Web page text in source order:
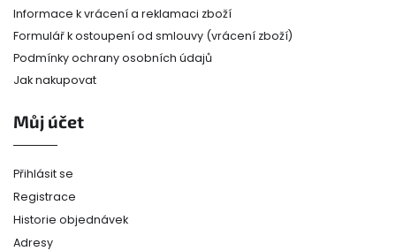
Informace k vrácení a reklamaci zboží
Formulář k ostoupení od smlouvy (vrácení zboží)
Podmínky ochrany osobních údajů
Jak nakupovat
Můj účet
Přihlásit se
Registrace
Historie objednávek
Adresy